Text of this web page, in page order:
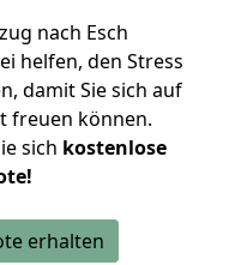
nach Esch
helfen, den Stress
damit Sie sich auf
freuen können.
sich kostenlose
erhalten